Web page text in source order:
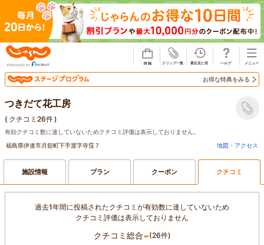
お得な特典をみる
つきだて花工房
( クチコミ26件)
有効クチコミ数に達していないためクチコミ評価は表示しておりません。
福島県伊達市月舘町下手渡字寺窪７
地図・アクセス
施設情報 プラン クーポン クチコミ
過去1年間に投稿されたクチコミが有効数に達していないため
クチコミ評価は表示しておりません
クチコミ総合-(26件)